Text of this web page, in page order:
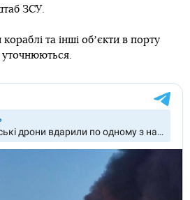
ЗСУ.
та інші обʼєкти в порту